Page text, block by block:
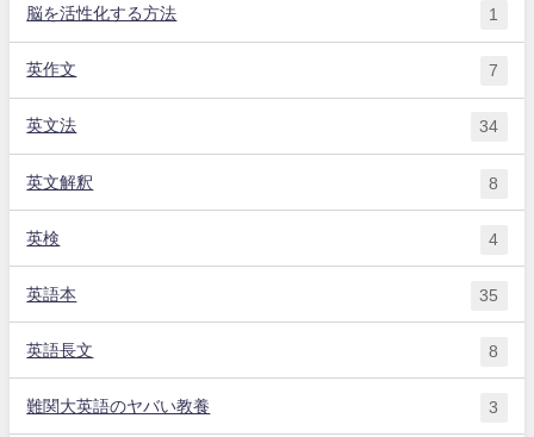
脳を活性化する方法 1
英作文 7
英文法 34
英文解釈 8
英検 4
英語本 35
英語長文 8
難関大英語のヤバい教養 3